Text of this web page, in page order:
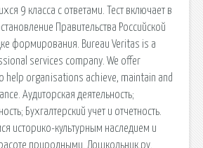
9 класса с ответами. Тест включает в
Правительства Российской
формирования. Bureau Veritas is a
services company. We offer
help organisations achieve, maintain and
Аудиторская деятельность;
Бухгалтерский учет и отчетность.
историко-культурным наследием и
природными. Дошкольник.ру.